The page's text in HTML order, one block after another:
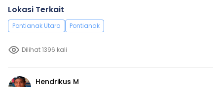
Lokasi Terkait
Pontianak Utara Pontianak
Dilihat 1396 kali
Hendrikus M